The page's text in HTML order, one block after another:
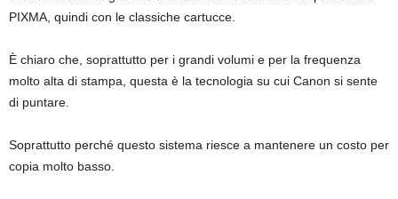
PIXMA, quindi con le classiche cartucce.
È chiaro che, soprattutto per i grandi volumi e per la frequenza
molto alta di stampa, questa è la tecnologia su cui Canon si sente
di puntare.
Soprattutto perché questo sistema riesce a mantenere un costo per
copia molto basso.